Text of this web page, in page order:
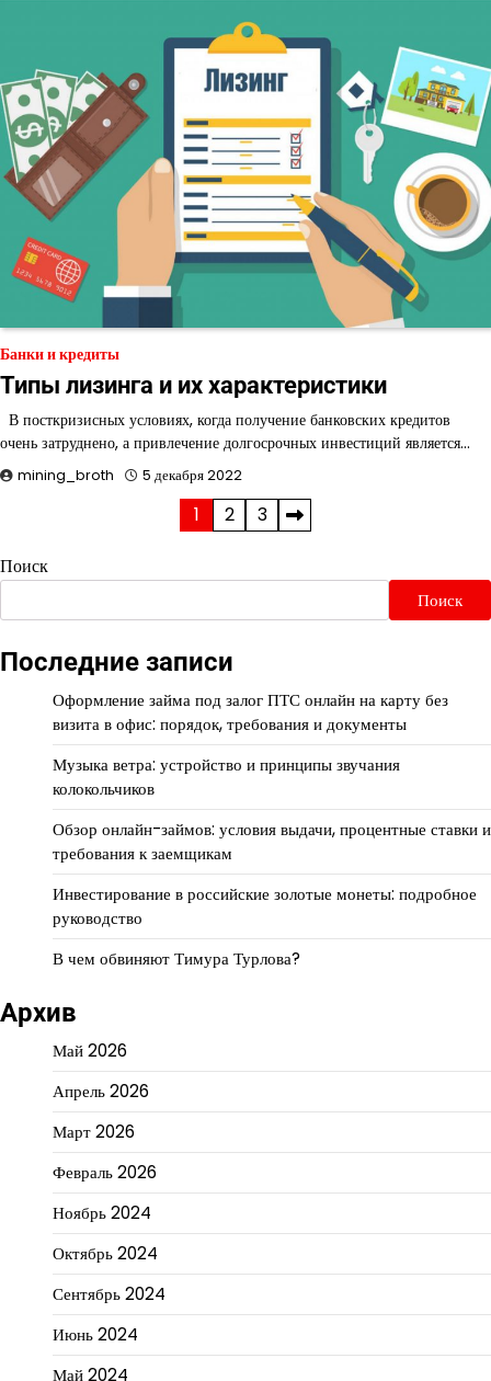
Банки и кредиты
Типы лизинга и их характеристики
В посткризисных условиях, когда получение банковских кредитов
очень затруднено, а привлечение долгосрочных инвестиций является…
mining_broth 5 декабря 2022
записей
1 2 3
Поиск
Поиск
Последние записи
Оформление займа под залог ПТС онлайн на карту без
визита в офис: порядок, требования и документы
Музыка ветра: устройство и принципы звучания
колокольчиков
Обзор онлайн-займов: условия выдачи, процентные ставки и
требования к заемщикам
Инвестирование в российские золотые монеты: подробное
руководство
В чем обвиняют Тимура Турлова?
Архив
Май 2026
Апрель 2026
Март 2026
Февраль 2026
Ноябрь 2024
Октябрь 2024
Сентябрь 2024
Июнь 2024
Май 2024